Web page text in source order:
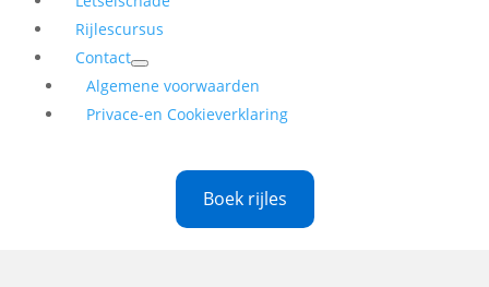
Rijlescursus
Contact
Algemene voorwaarden
Privace-en Cookieverklaring
Boek rijles